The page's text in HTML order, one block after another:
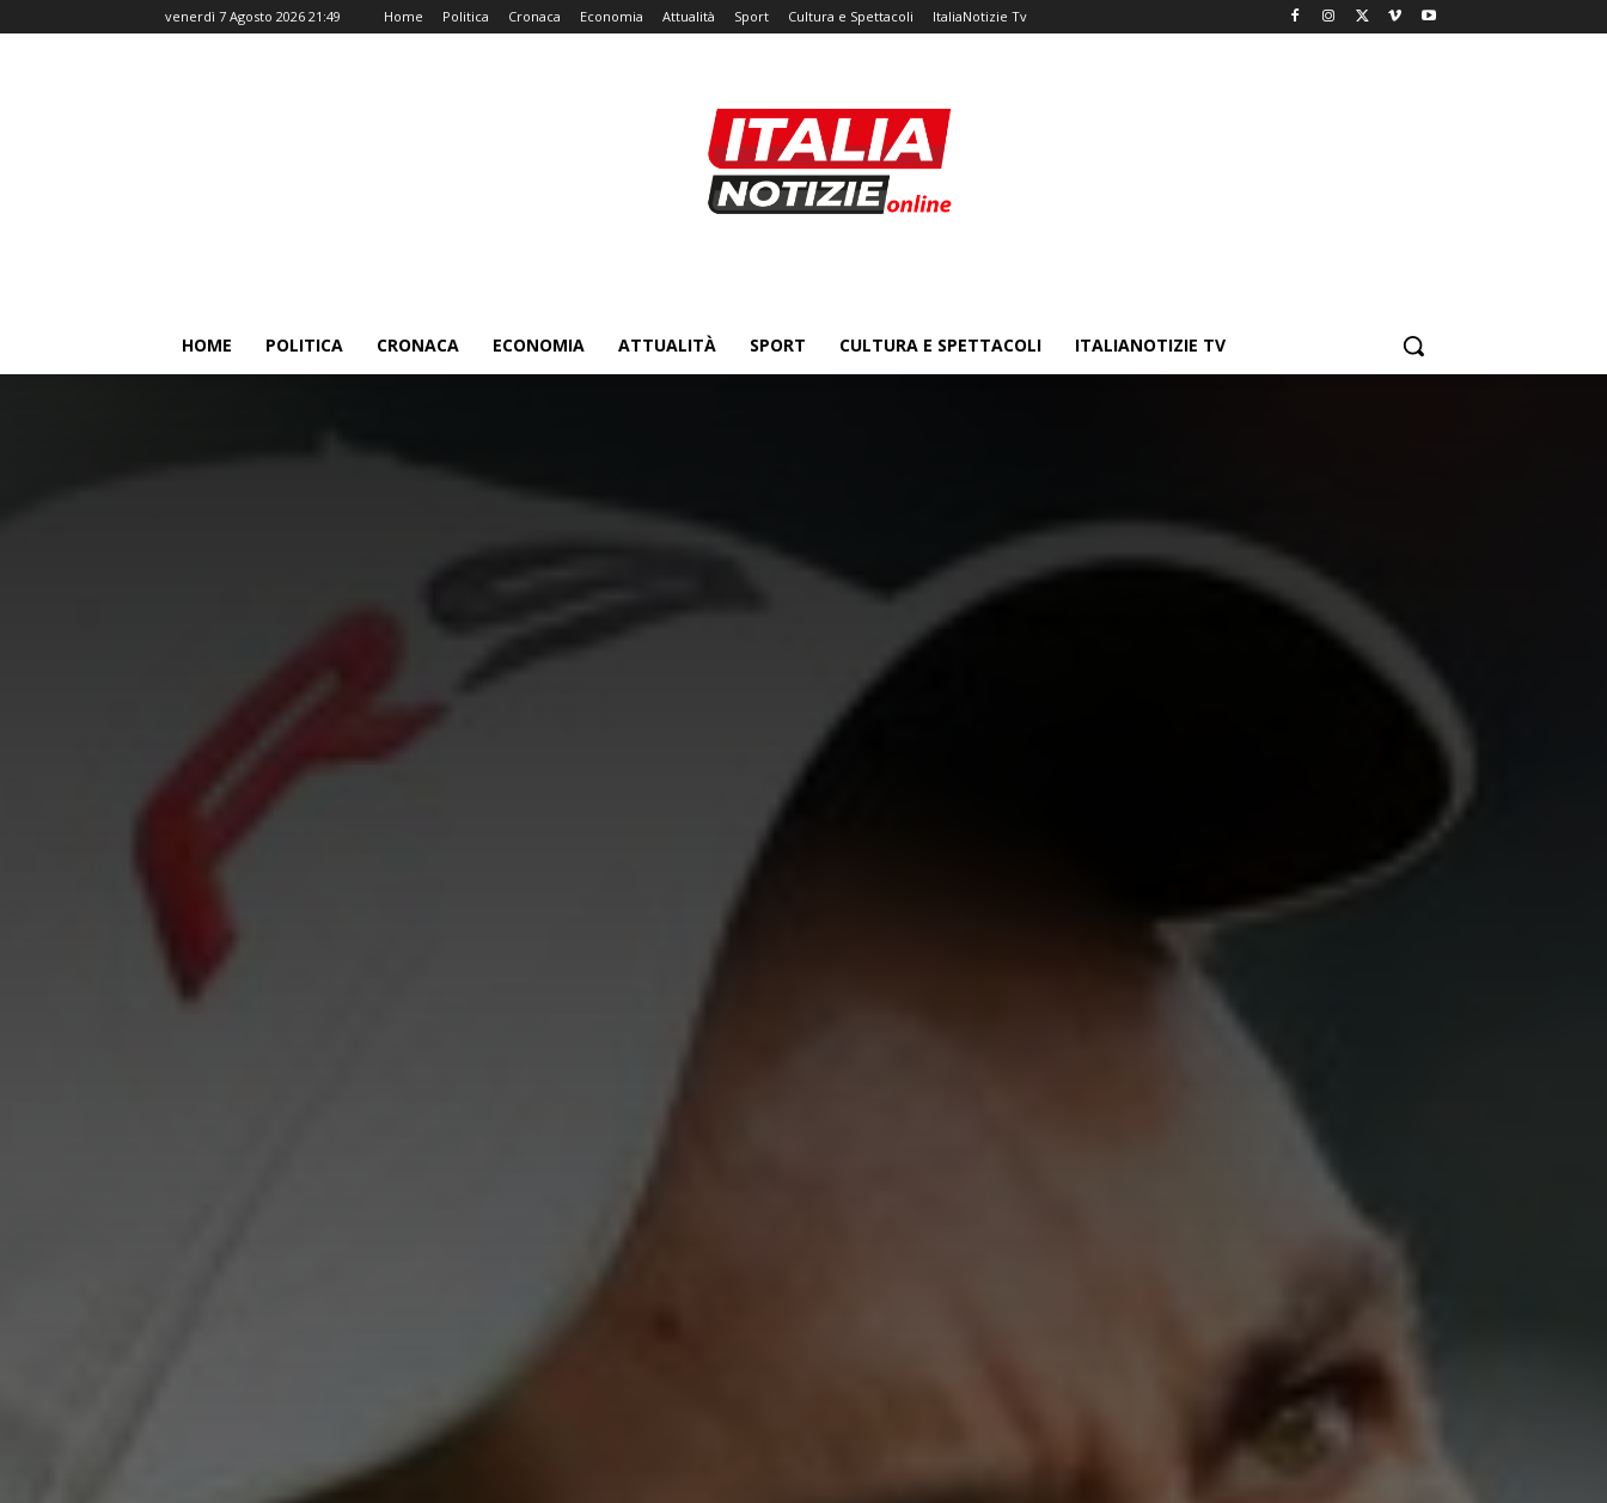
venerdì 7 Agosto 2026 21:49 Home Politica Cronaca Economia Attualità Sport Cultura e Spettacoli ItaliaNotizie Tv
HOME POLITICA CRONACA ECONOMIA ATTUALITÀ SPORT CULTURA E SPETTACOLI ITALIANOTIZIE TV